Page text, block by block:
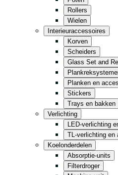
Rollers
Wielen
Interieuraccessoires
Korven
Scheiders
Glass Set and
Planken en
Stickers
Trays en bakken
Verlichting
LED-verlichting
TL-verlichting en
Koelonderdelen
Absorptie-units
Filterdroger